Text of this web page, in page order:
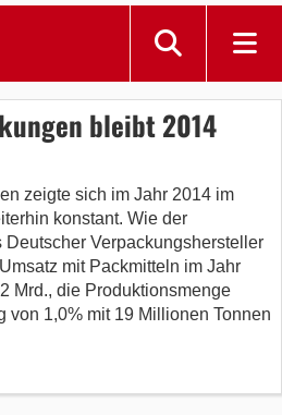
bleibt 2014
zeigte sich im Jahr 2014 im
konstant. Wie der
Verpackungshersteller
mit Packmitteln im Jahr
Mrd., die Produktionsmenge
von 1,0% mit 19 Millionen Tonnen